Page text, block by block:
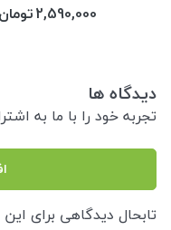
2,590,000تومان
دیدگاه ها
تجربه خود را با ما به
تابحال دیدگاهی برای